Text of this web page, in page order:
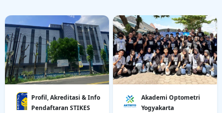
Profil, Akreditasi & Info
Pendaftaran STIKES
Akademi Optometri
Yogyakarta